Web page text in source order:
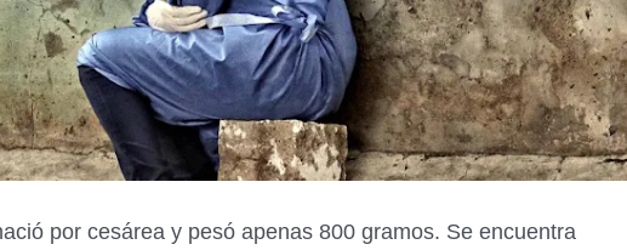
por cesárea y pesó apenas 800 gramos. Se encuentra